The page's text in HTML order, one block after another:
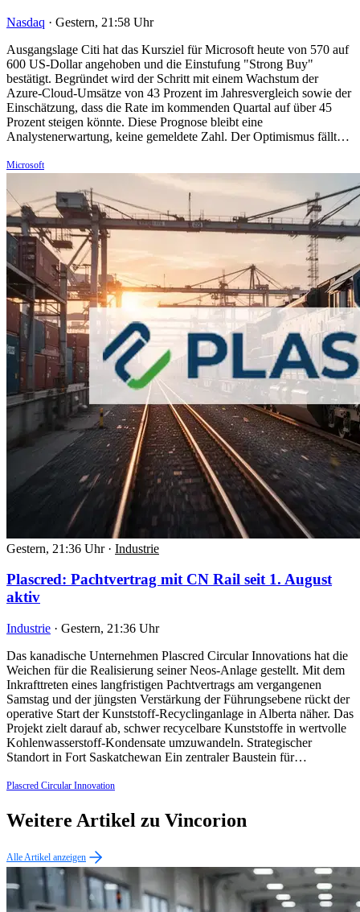
Nasdaq · Gestern, 21:58 Uhr
Ausgangslage Citi hat das Kursziel für Microsoft heute von 570 auf
600 US-Dollar angehoben und die Einstufung "Strong Buy"
bestätigt. Begründet wird der Schritt mit einem Wachstum der
Azure-Cloud-Umsätze von 43 Prozent im Jahresvergleich sowie der
Einschätzung, dass die Rate im kommenden Quartal auf über 45
Prozent steigen könnte. Diese Prognose bleibt eine
Analystenerwartung, keine gemeldete Zahl. Der Optimismus fällt…
Microsoft
Gestern, 21:36 Uhr · Industrie
Plascred: Pachtvertrag mit CN Rail seit 1. August
aktiv
Industrie · Gestern, 21:36 Uhr
Das kanadische Unternehmen Plascred Circular Innovations hat die
Weichen für die Realisierung seiner Neos-Anlage gestellt. Mit dem
Inkrafttreten eines langfristigen Pachtvertrags am vergangenen
Samstag und der jüngsten Verstärkung der Führungsebene rückt der
operative Start der Kunststoff-Recyclinganlage in Alberta näher. Das
Projekt zielt darauf ab, schwer recycelbare Kunststoffe in wertvolle
Kohlenwasserstoff-Kondensate umzuwandeln. Strategischer
Standort in Fort Saskatchewan Ein zentraler Baustein für…
Plascred Circular Innovation
Weitere Artikel zu Vincorion
Alle Artikel anzeigen